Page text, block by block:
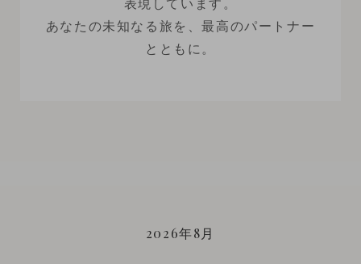
表現しています。
あなたの未知なる旅を、最高のパートナー
とともに。
2026年8月